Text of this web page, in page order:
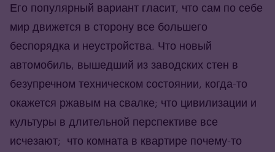
Его популярный вариант гласит, что сам по себе
мир движется в сторону все большего
беспорядка и неустройства. Что новый
автомобиль, вышедший из заводских стен в
безупречном техническом состоянии, когда-то
окажется ржавым на свалке; что цивилизации и
культуры в длительной перспективе все
исчезают; что комната в квартире почему-то